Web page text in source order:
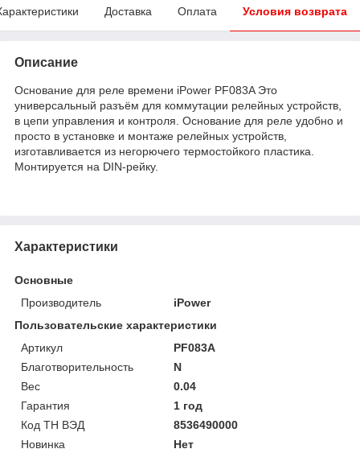
Доставка Оплата Условия возврата
Описание
Основание для реле времени iPower PF083A Это
универсальный разъём для коммутации релейных устройств,
в цепи управления и контроля. Основание для реле удобно и
просто в установке и монтаже релейных устройств,
изготавливается из негорючего термостойкого пластика.
Монтируется на DIN-рейку.
Характеристики
Основные
Производитель
iPower
Пользовательские характеристики
Артикул
PF083A
Благотворительность
N
Вес
0.04
Гарантия
1 год
Код ТН ВЭД
8536490000
Новинка
Нет